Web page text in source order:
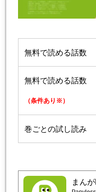
無料で読める話数
無料で読める話数
（条件あり※）
巻ごとの試し読み
まん